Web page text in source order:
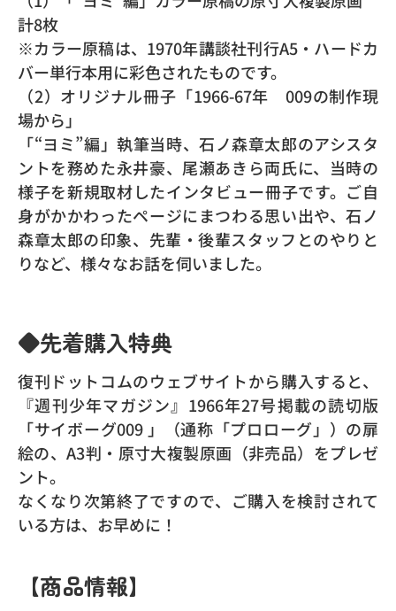
計8枚
※カラー原稿は、1970年講談社刊行A5・ハードカ
バー単行本用に彩色されたものです。
（2）オリジナル冊子「1966-67年 009の制作現
場から」
「“ヨミ”編」執筆当時、石ノ森章太郎のアシスタ
ントを務めた永井豪、尾瀬あきら両氏に、当時の
様子を新規取材したインタビュー冊子です。ご自
身がかかわったページにまつわる思い出や、石ノ
森章太郎の印象、先輩・後輩スタッフとのやりと
りなど、様々なお話を伺いました。
◆先着購入特典
復刊ドットコムのウェブサイトから購入すると、
『週刊少年マガジン』1966年27号掲載の読切版
「サイボーグ009 」（通称「プロローグ」）の扉
絵の、A3判・原寸大複製原画（非売品）をプレゼ
ント。
なくなり次第終了ですので、ご購入を検討されて
いる方は、お早めに！
【商品情報】